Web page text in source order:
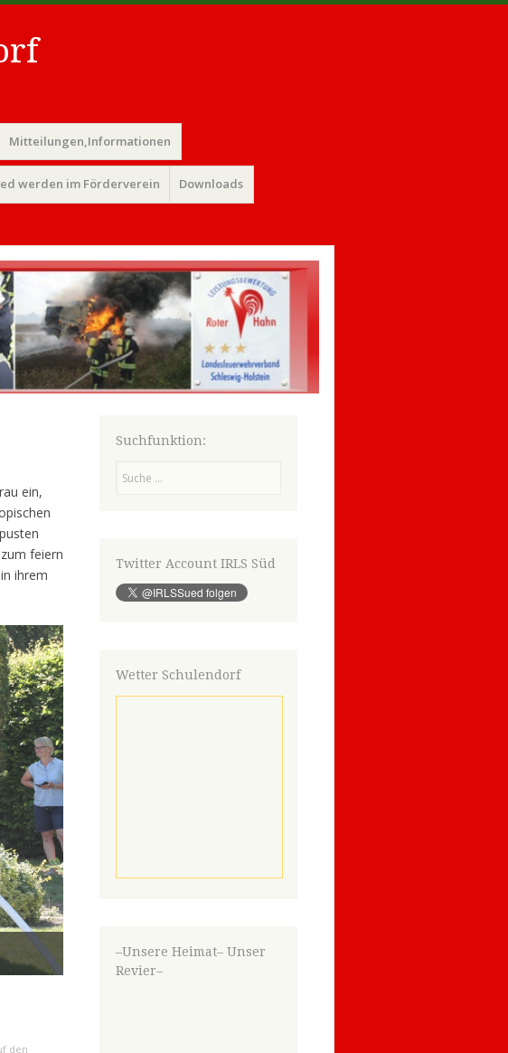
Mitteilungen,Informationen
werden im Förderverein Downloads
ein,
feiern
ihrem
den
Suchfunktion:
Twitter Account IRLS Süd
Wetter Schulendorf
–Unsere Heimat– Unser
Revier–